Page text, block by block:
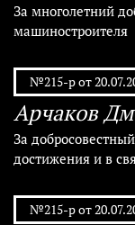
За многолетний
машиностроителя
№215-р от
Арчаков
За
достижения и в
№215-р от